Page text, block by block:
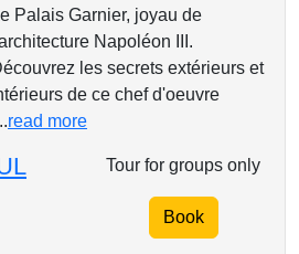
Palais Garnier, joyau de
Napoléon III.
les secrets extérieurs et
de ce chef d'oeuvre
read more
Tour for groups only
Book